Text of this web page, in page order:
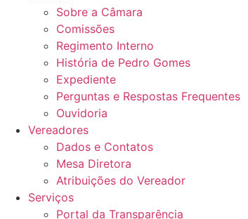
Sobre a Câmara
Comissões
Regimento Interno
História de Pedro Gomes
Expediente
Perguntas e Respostas Frequentes
Ouvidoria
Vereadores
Dados e Contatos
Mesa Diretora
Atribuições do Vereador
Serviços
Portal da Transparência